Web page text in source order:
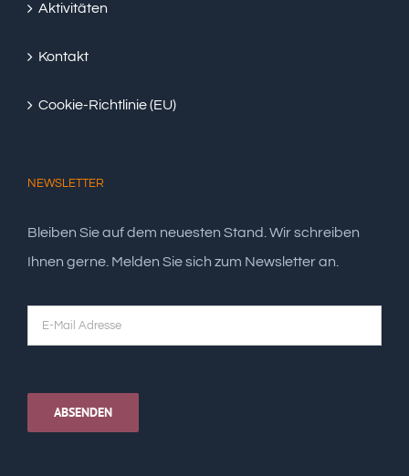
Aktivitäten
Kontakt
Cookie-Richtlinie (EU)
NEWSLETTER
Bleiben Sie auf dem neuesten Stand. Wir schreiben
Ihnen gerne. Melden Sie sich zum Newsletter an.